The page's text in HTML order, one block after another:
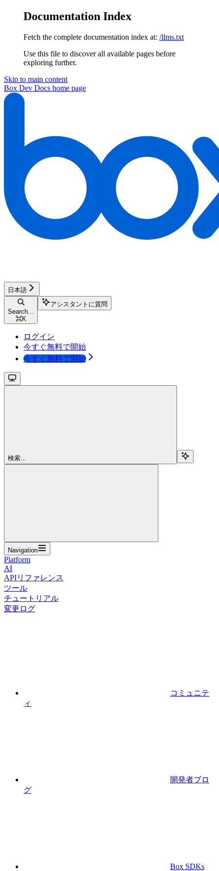
Documentation Index
Fetch the complete documentation index at: /llms.txt
Use this file to discover all available pages before
exploring further.
Skip to main content
Box Dev Docs home page
日本語
Search...
⌘K
アシスタントに質問
ログイン
今すぐ無料で開始
今すぐ無料で開始
検索...
Navigation
Platform
AI
APIリファレンス
ツール
チュートリアル
変更ログ
コミュニテ
ィ
開発者ブロ
グ
Box SDKs